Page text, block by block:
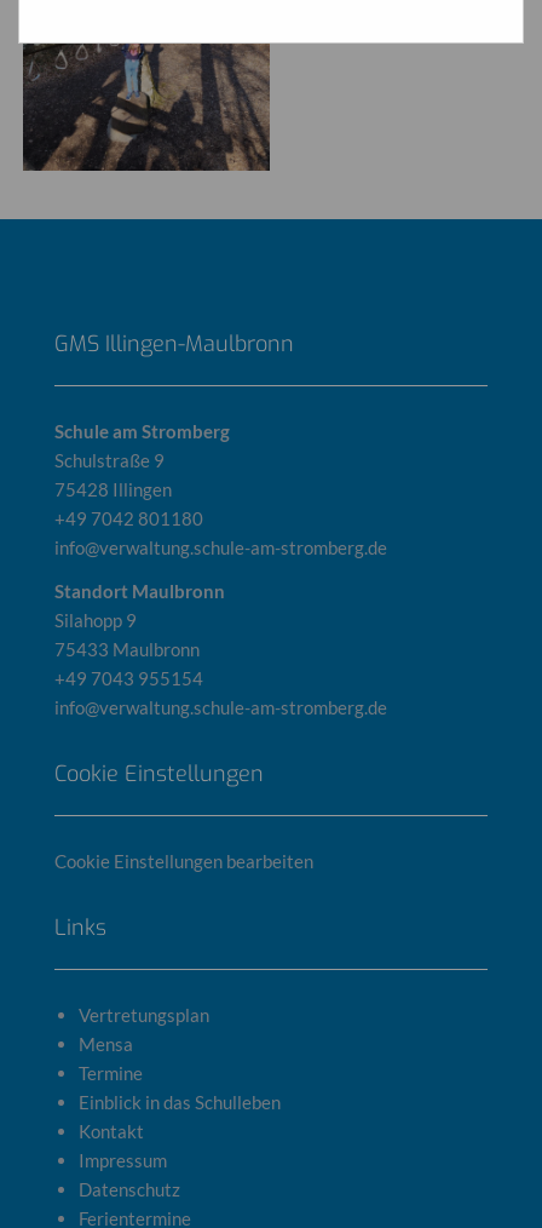
GMS Illingen-Maulbronn
Schule am Stromberg
Schulstraße 9
75428 Illingen
+49 7042 801180
info@verwaltung.schule-am-stromberg.de
Standort Maulbronn
Silahopp 9
75433 Maulbronn
+49 7043 955154
info@verwaltung.schule-am-stromberg.de
Cookie Einstellungen
Cookie Einstellungen bearbeiten
Links
Vertretungsplan
Mensa
Termine
Einblick in das Schulleben
Kontakt
Impressum
Datenschutz
Ferientermine